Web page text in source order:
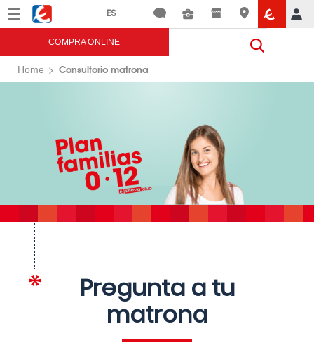
Menú Eroski
COMPRA ONLINE
Home Consultorio matrona
Pregunta a tu
matrona